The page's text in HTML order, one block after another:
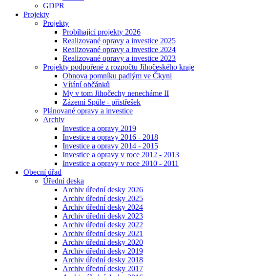
GDPR
Projekty
Projekty
Probíhající projekty 2026
Realizované opravy a investice 2025
Realizované opravy a investice 2024
Realizované opravy a investice 2023
Projekty podpořené z rozpočtu Jihočeského kraje
Obnova pomníku padlým ve Čkyni
Vítání občánků
My v tom Jihočechy nenecháme II
Zázemí Spůle - přístřešek
Plánované opravy a investice
Archiv
Investice a opravy 2019
Investice a opravy 2016 - 2018
Investice a opravy 2014 - 2015
Investice a opravy v roce 2012 - 2013
Investice a opravy v roce 2010 - 2011
Obecní úřad
Úřední deska
Archiv úřední desky 2026
Archiv úřední desky 2025
Archiv úřední desky 2024
Archiv úřední desky 2023
Archiv úřední desky 2022
Archiv úřední desky 2021
Archiv úřední desky 2020
Archiv úřední desky 2019
Archiv úřední desky 2018
Archiv úřední desky 2017